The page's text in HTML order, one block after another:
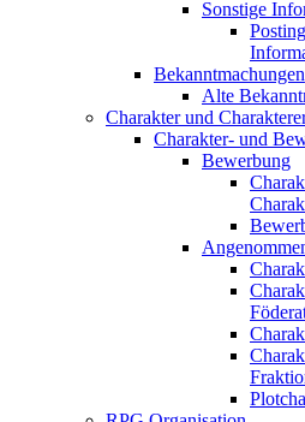
Sonstige
Bekanntmachungen
Alte
Charakter und
Charakter- und
Bewerbung